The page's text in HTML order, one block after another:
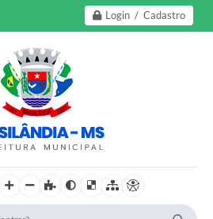
Login / Cadastro